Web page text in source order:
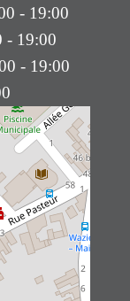
- 19:00
- 19:00
- 19:00